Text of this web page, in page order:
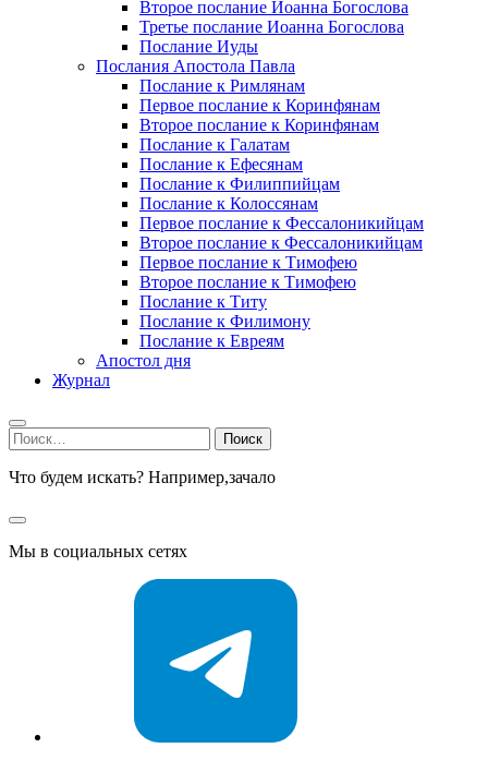
Второе послание Иоанна Богослова
Третье послание Иоанна Богослова
Послание Иуды
Послания Апостола Павла
Послание к Римлянам
Первое послание к Коринфянам
Второе послание к Коринфянам
Послание к Галатам
Послание к Ефесянам
Послание к Филиппийцам
Послание к Колоссянам
Первое послание к Фессалоникийцам
Второе послание к Фессалоникийцам
Первое послание к Тимофею
Второе послание к Тимофею
Послание к Титу
Послание к Филимону
Послание к Евреям
Апостол дня
Журнал
Найти:
Что будем искать? Например,зачало
Мы в социальных сетях